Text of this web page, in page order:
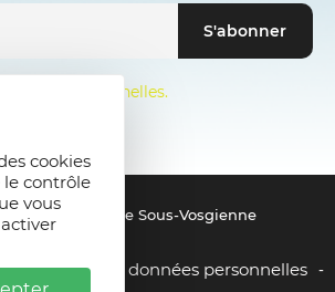
personnelles.
de la Zone Sous-Vosgienne
- Gestion des données personnelles -
cookies
contrôle
vous